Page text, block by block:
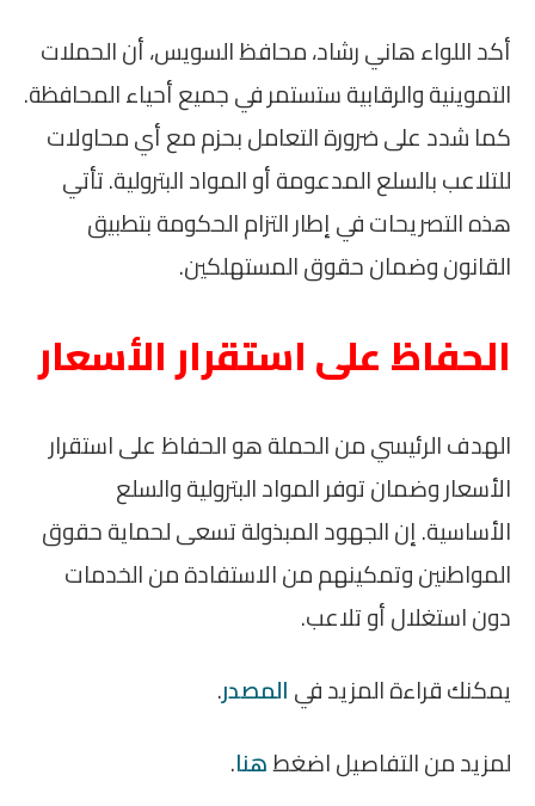
أكد اللواء هاني رشاد، محافظ السويس، أن الحملات
التموينية والرقابية ستستمر في جميع أحياء المحافظة.
كما شدد على ضرورة التعامل بحزم مع أي محاولات
للتلاعب بالسلع المدعومة أو المواد البترولية. تأتي
هذه التصريحات في إطار التزام الحكومة بتطبيق
القانون وضمان حقوق المستهلكين.
الحفاظ على استقرار الأسعار
الهدف الرئيسي من الحملة هو الحفاظ على استقرار
الأسعار وضمان توفر المواد البترولية والسلع
الأساسية. إن الجهود المبذولة تسعى لحماية حقوق
المواطنين وتمكينهم من الاستفادة من الخدمات
دون استغلال أو تلاعب.
يمكنك قراءة المزيد فيالمصدر.
لمزيد من التفاصيل اضغطهنا.